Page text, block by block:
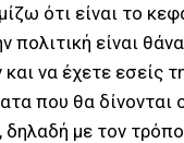
ότι είναι το
πολιτική είναι
να έχετε εσείς
που θα
με τον